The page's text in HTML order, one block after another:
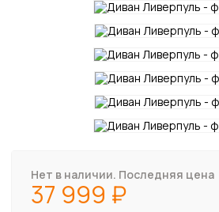
Нет в наличии. Последняя цена
37 999